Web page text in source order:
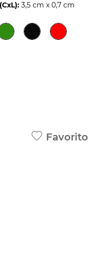
3,5 cm x 0,7 cm
Favorito